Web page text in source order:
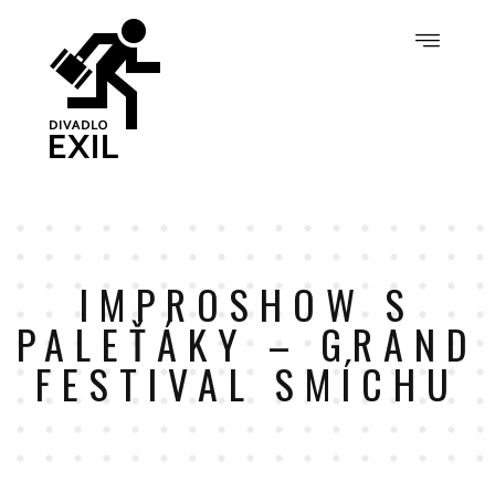
IMPROSHOW S
PALEŤÁKY – GRAND
FESTIVAL SMÍCHU